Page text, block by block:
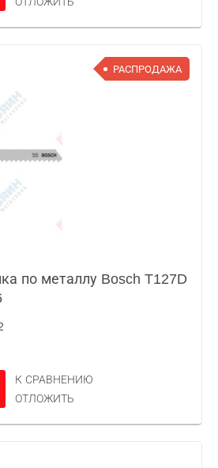
РАСПРОДАЖА
по металлу Bosch T127D
К СРАВНЕНИЮ
ОТЛОЖИТЬ